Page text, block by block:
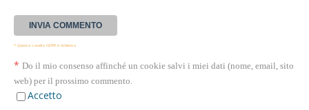
* Questa casella GDPR è richiesta
* Do il mio consenso affinché un cookie salvi i miei dati (nome, email, sito
web) per il prossimo commento.
Accetto